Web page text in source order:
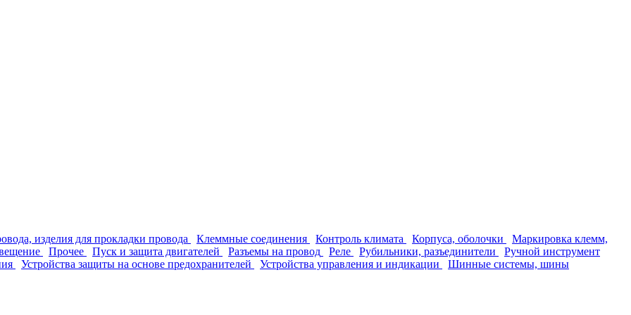
изделия для прокладки провода Клеммные соединения Контроль климата Корпуса, оболочки
Маркировка клемм,
Прочее Пуск и защита двигателей Разъемы на провод Реле Рубильники, разъединители
Ручной инструмент
Устройства защиты на основе предохранителей Устройства управления и индикации
Шинные системы, шины